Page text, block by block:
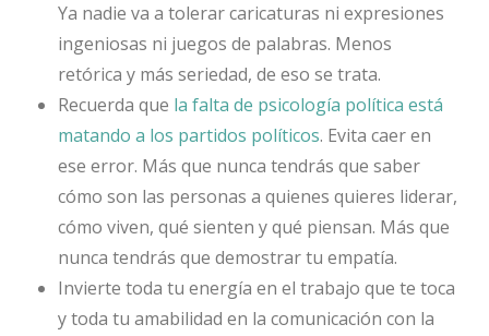
Ya nadie va a tolerar caricaturas ni expresiones
ingeniosas ni juegos de palabras. Menos
retórica y más seriedad, de eso se trata.
Recuerda que la falta de psicología política está
matando a los partidos políticos. Evita caer en
ese error. Más que nunca tendrás que saber
cómo son las personas a quienes quieres liderar,
cómo viven, qué sienten y qué piensan. Más que
nunca tendrás que demostrar tu empatía.
Invierte toda tu energía en el trabajo que te toca
y toda tu amabilidad en la comunicación con la